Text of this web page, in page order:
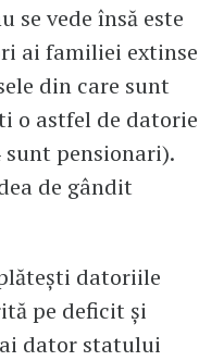
se vede însă este
ai familiei extinse
din care sunt
o astfel de datorie
pensionari).
de gândit
datoriile
pe deficit și
dator statului